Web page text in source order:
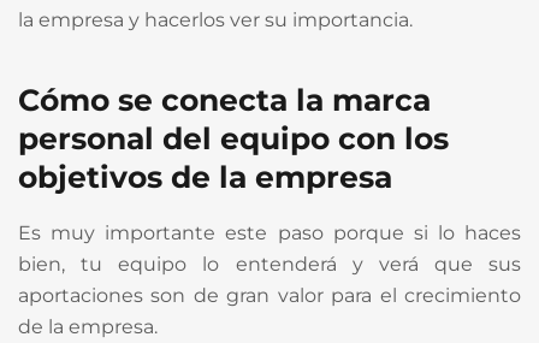
la empresa y hacerlos ver su importancia.
Cómo se conecta la marca
personal del equipo con los
objetivos de la empresa
Es muy importante este paso porque si lo haces
bien, tu equipo lo entenderá y verá que sus
aportaciones son de gran valor para el crecimiento
de la empresa.